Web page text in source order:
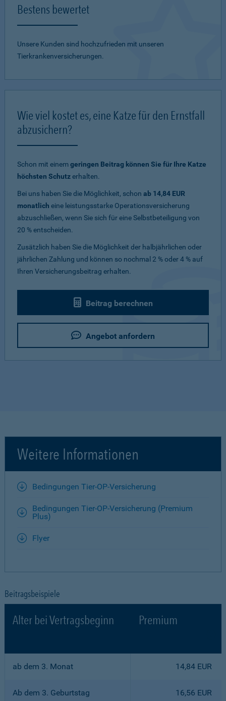
Bestens bewertet
Unsere Kunden sind hochzufrieden mit unseren
Tierkrankenversicherungen.
Wie viel kostet es, eine Katze für den Ernstfall
abzusichern?
Schon mit einemgeringen Beitrag können Sie für Ihre Katze
höchsten Schutzerhalten.
Bei uns haben Sie die Möglichkeit, schon ab 14,84 EUR
monatlich eine leistungsstarke Operationsversicherung
abzuschließen, wenn Sie sich für eine Selbstbeteiligung von
20 % entscheiden.
Zusätzlich haben Sie die Möglichkeit der halbjährlichen oder
jährlichen Zahlung und können so nochmal 2 % oder 4 % auf
Ihren Versicherungsbeitrag erhalten.
Beitrag berechnen
Angebot anfordern
Weitere Informationen
Bedingungen Tier-OP-Versicherung
Bedingungen Tier-OP-Versicherung (Premium
Plus)
Flyer
Beitragsbeispiele
Alter bei Vertragsbeginn Premium
ab dem 3. Monat 14,84 EUR
Ab dem 3. Geburtstag 16,56 EUR